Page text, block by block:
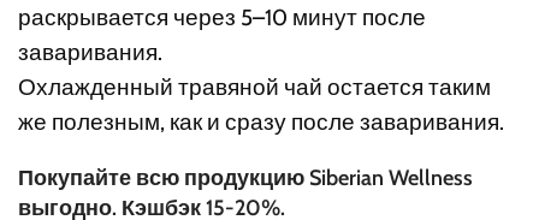
раскрывается через 5–10 минут после
заваривания.
Охлажденный травяной чай остается таким
же полезным, как и сразу после заваривания.
Покупайте всю продукцию Siberian Wellness
выгодно. Кэшбэк 15-20%.